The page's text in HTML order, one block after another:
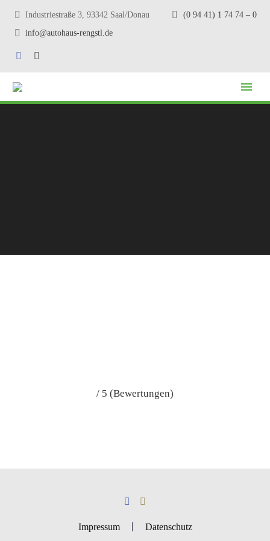
Industriestraße 3, 93342 Saal/Donau
(0 94 41) 1 74 74 – 0
info@autohaus-rengstl.de
/ 5 (Bewertungen)
Impressum Datenschutz